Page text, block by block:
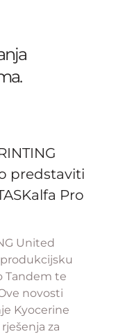
predstaviti
Pro
United
Tandem te
novosti
Kyocerine
za